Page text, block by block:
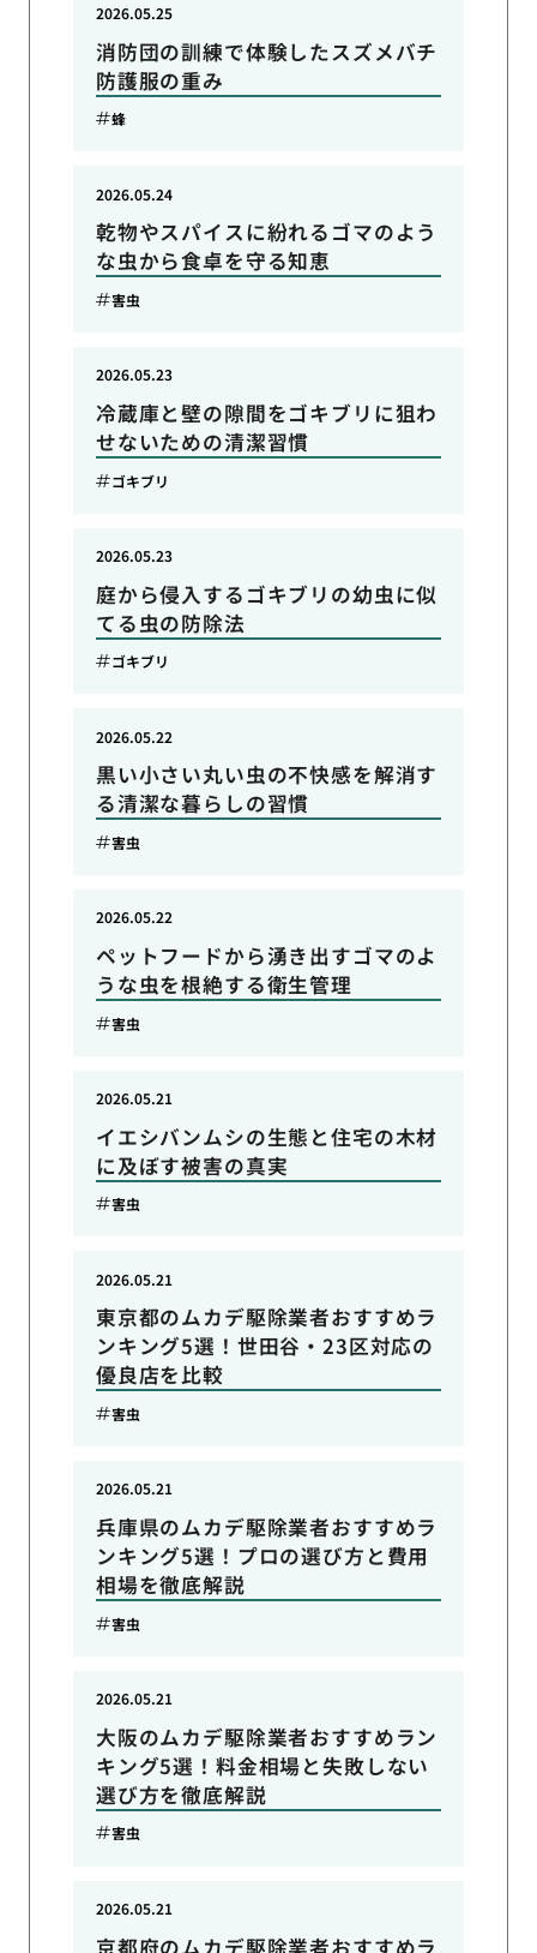
消防団の訓練で体験したスズメバチ
防護服の重み
2026.05.25
蜂
乾物やスパイスに紛れるゴマのよう
な虫から食卓を守る知恵
2026.05.24
害虫
冷蔵庫と壁の隙間をゴキブリに狙わ
せないための清潔習慣
2026.05.23
ゴキブリ
庭から侵入するゴキブリの幼虫に似
てる虫の防除法
2026.05.23
ゴキブリ
黒い小さい丸い虫の不快感を解消す
る清潔な暮らしの習慣
2026.05.22
害虫
ペットフードから湧き出すゴマのよ
うな虫を根絶する衛生管理
2026.05.22
害虫
イエシバンムシの生態と住宅の木材
に及ぼす被害の真実
2026.05.21
害虫
東京都のムカデ駆除業者おすすめラ
ンキング5選！世田谷・23区対応の
優良店を比較
2026.05.21
害虫
兵庫県のムカデ駆除業者おすすめラ
ンキング5選！プロの選び方と費用
相場を徹底解説
2026.05.21
害虫
大阪のムカデ駆除業者おすすめラン
キング5選！料金相場と失敗しない
選び方を徹底解説
2026.05.21
害虫
京都府のムカデ駆除業者おすすめラ
2026.05.21